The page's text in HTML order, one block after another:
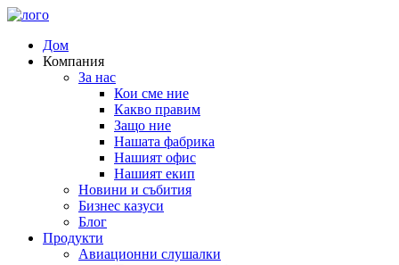
Дом
Компания
За нас
Кои сме ние
Какво правим
Защо ние
Нашата фабрика
Нашият офис
Нашият екип
Новини и събития
Бизнес казуси
Блог
Продукти
Авиационни слушалки